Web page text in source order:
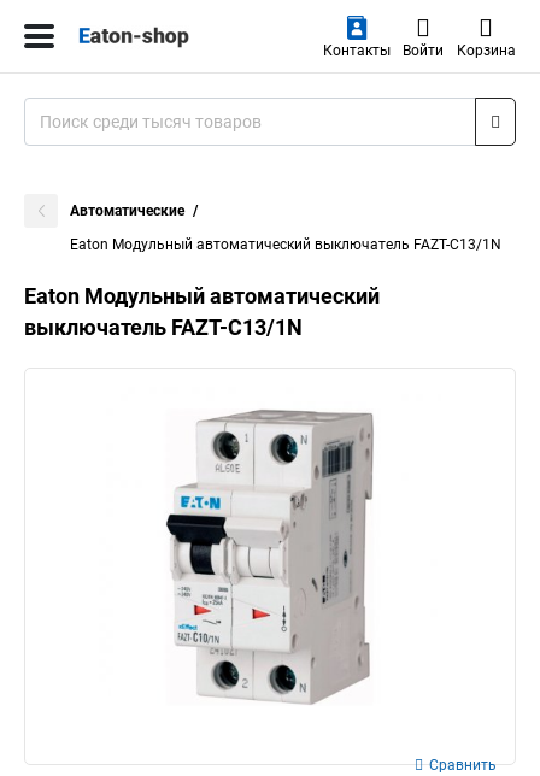
Контакты Войти Корзина
Автоматические
Eaton Модульный автоматический выключатель FAZT-C13/1N
Eaton Модульный автоматический
выключатель FAZT-C13/1N
Сравнить